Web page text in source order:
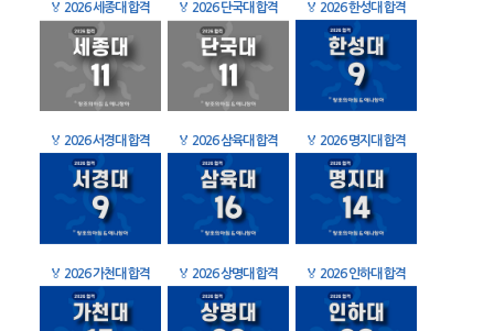
🏅 2026 세종대 합격 🏅 2026 단국대 합격 🏅 2026 한성대 합격
🏅 2026 서경대 합격 🏅 2026 삼육대 합격 🏅 2026 명지대 합격
🏅 2026 가천대 합격 🏅 2026 상명대 합격 🏅 2026 인하대 합격